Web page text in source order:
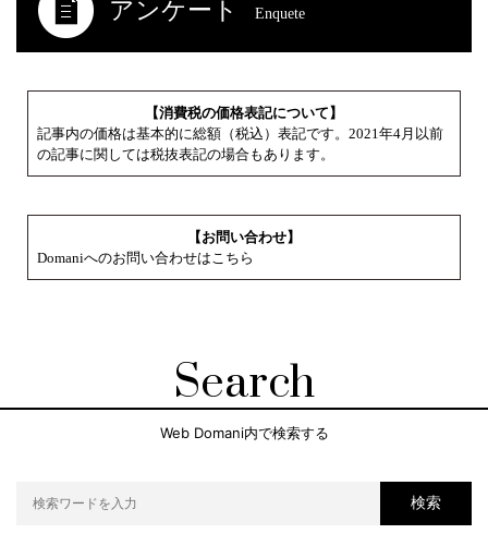
アンケート Enquete
【消費税の価格表記について】
記事内の価格は基本的に総額（税込）表記です。2021年4月以前
の記事に関しては税抜表記の場合もあります。
【お問い合わせ】
Domaniへのお問い合わせはこちら
Search
Web Domani内で検索する
検索